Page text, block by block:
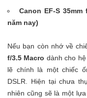
Canon EF-S
năm nay)
Nếu bạn còn nhớ về
f/3.5 Macro dành cho
lẽ chính là một chiếc
DSLR. Hiện tại chưa
nhiên cũng sẽ là một